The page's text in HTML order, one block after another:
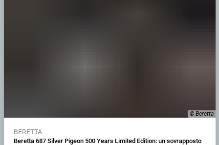
© Beretta
BERETTA
Beretta 687 Silver Pigeon 500 Years Limited Edition: un sovrapposto